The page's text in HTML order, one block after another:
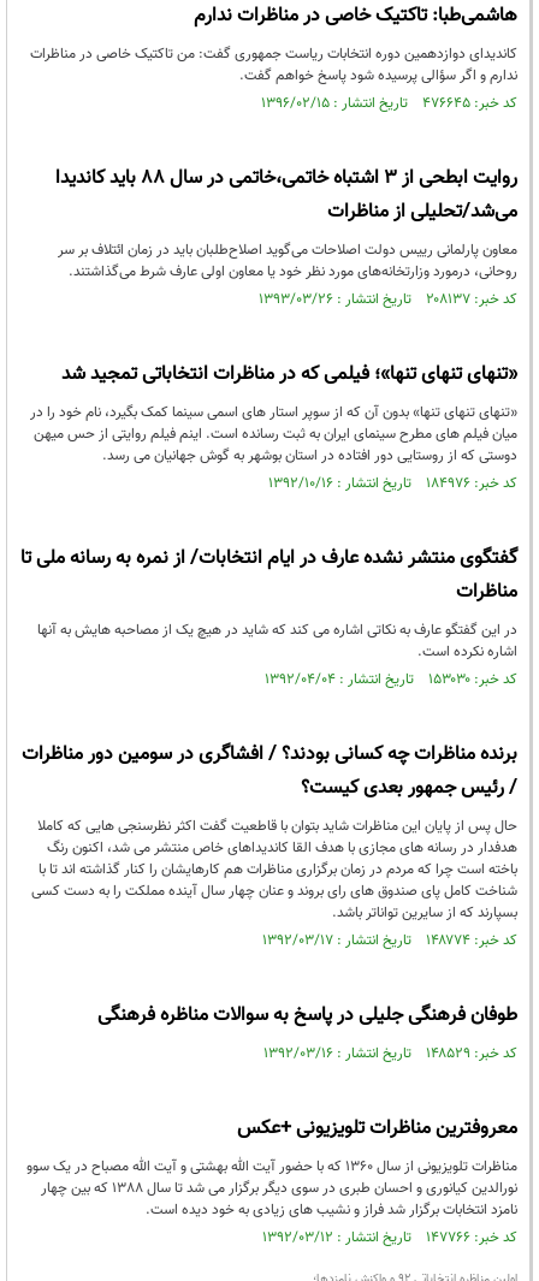
هاشمی‌طبا: تاکتیک خاصی در مناظرات ندارم
کاندیدای دوازدهمین دوره انتخابات ریاست جمهوری گفت: من تاکتیک خاصی در مناظرات
ندارم و اگر سؤالی پرسیده شود پاسخ خواهم گفت.
کد خبر: ۴۷۶۶۴۵ تاریخ انتشار : ۱۳۹۶/۰۲/۱۵
روایت ابطحی از 3 اشتباه خاتمی،خاتمی در سال 88 باید کاندیدا
می‌شد/تحلیلی از مناظرات
معاون پارلمانی رییس دولت اصلاحات می‌گوید اصلاح‌طلبان باید در زمان ائتلاف بر سر
روحانی، درمورد وزارتخانه‌های مورد نظر خود یا معاون اولی عارف شرط می‌گذاشتند.
کد خبر: ۲۰۸۱۳۷ تاریخ انتشار : ۱۳۹۳/۰۳/۲۶
«تنهای تنهای تنها»؛ فیلمی که در مناظرات انتخاباتی تمجید شد
«تنهای تنهای تنها» بدون آن که از سوپر استار های اسمی سینما کمک بگیرد، نام خود را در
میان فیلم های مطرح سینمای ایران به ثبت رسانده است. اینم فیلم روایتی از حس میهن
دوستی که از روستایی دور افتاده در استان بوشهر به گوش جهانیان می رسد.
کد خبر: ۱۸۴۹۷۶ تاریخ انتشار : ۱۳۹۲/۱۰/۱۶
گفتگوی منتشر نشده عارف در ایام انتخابات/ از نمره به رسانه ملی تا
مناظرات
در این گفتگو عارف به نکاتی اشاره می کند که شاید در هیچ یک از مصاحبه هایش به آنها
اشاره نکرده است.
کد خبر: ۱۵۳۰۳۰ تاریخ انتشار : ۱۳۹۲/۰۴/۰۴
برنده مناظرات چه کسانی بودند؟ / افشاگری در سومین دور مناظرات
/ رئیس جمهور بعدی کیست؟
حال پس از پایان این مناظرات شاید بتوان با قاطعیت گفت اکثر نظرسنجی هایی که کاملا
هدفدار در رسانه های مجازی با هدف القا کاندیداهای خاص منتشر می شد، اکنون رنگ
باخته است چرا که مردم در زمان برگزاری مناظرات هم کارهایشان را کنار گذاشته اند تا با
شناخت کامل پای صندوق های رای بروند و عنان چهار سال آینده مملکت را به دست کسی
بسپارند که از سایرین تواناتر باشد.
کد خبر: ۱۴۸۷۷۴ تاریخ انتشار : ۱۳۹۲/۰۳/۱۷
طوفان فرهنگی جلیلی در پاسخ به سوالات مناظره فرهنگی
کد خبر: ۱۴۸۵۲۹ تاریخ انتشار : ۱۳۹۲/۰۳/۱۶
معروفترین مناظرات تلویزیونی +عکس
مناظرات تلویزیونی از سال 1360 که با حضور آیت الله بهشتی و آیت الله مصباح در یک سوو
نورالدین کیانوری و احسان طبری در سوی دیگر برگزار می شد تا سال 1388 که بین چهار
نامزد انتخابات برگزار شد فراز و نشیب های زیادی به خود دیده است.
کد خبر: ۱۴۷۷۶۶ تاریخ انتشار : ۱۳۹۲/۰۳/۱۲